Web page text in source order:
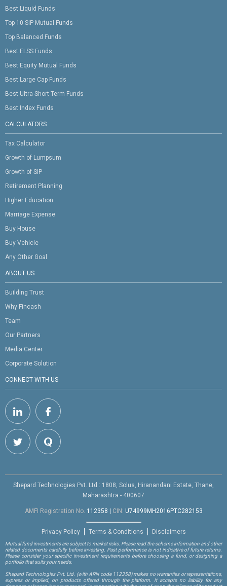
Best Liquid Funds
Top 10 SIP Mutual Funds
Top Balanced Funds
Best ELSS Funds
Best Equity Mutual Funds
Best Large Cap Funds
Best Ultra Short Term Funds
Best Index Funds
CALCULATORS
Tax Calculator
Growth of Lumpsum
Growth of SIP
Retirement Planning
Higher Education
Marriage Expense
Buy House
Buy Vehicle
Any Other Goal
ABOUT US
Building Trust
Why Fincash
Team
Our Partners
Media Center
Corporate Solution
CONNECT WITH US
Shepard Technologies Pvt. Ltd : 1808, Solus, Hiranandani Estate, Thane,
Maharashtra - 400607
AMFI Registration No. 112358 CIN: U74999MH2016PTC282153
Privacy Policy Terms & Conditions Disclaimers
Mutual fund investments are subject to market risks. Please read the scheme information and other
related documents carefully before investing. Past performance is not indicative of future returns.
Please consider your specific investment requirements before choosing a fund, or designing a
portfolio that suits your needs.
Shepard Technologies Pvt. Ltd. (with ARN code 112358)makes no warranties or representations,
express or implied, on products offered through the platform. It accepts no liability for any